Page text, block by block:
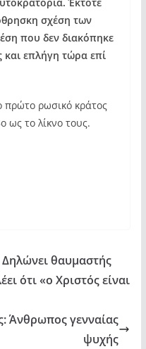
σχέση των
που δεν διακόπηκε
και επλήγη τώρα επί
πρώτο ρωσικό κράτος
ως το λίκνο τους.
θαυμαστής
ότι «ο Χριστός είναι
Άνθρωπος γενναίας
ψυχής